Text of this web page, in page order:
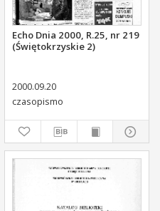
Echo Dnia 2000, R.25, nr 219
(Świętokrzyskie 2)
2000.09.20
czasopismo